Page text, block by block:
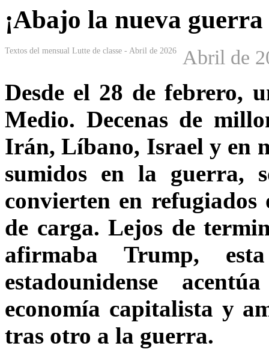
¡Abajo la nueva
Textos del mensual Lutte de classe - Abril de 2026 Abril de
Desde el 28 de febrero,
Medio. Decenas de
Irán, Líbano, Israel y en
sumidos en la guerra,
convierten en refugiados
de carga. Lejos de
afirmaba Trump,
estadounidense
economía capitalista y
tras otro a la guerra.